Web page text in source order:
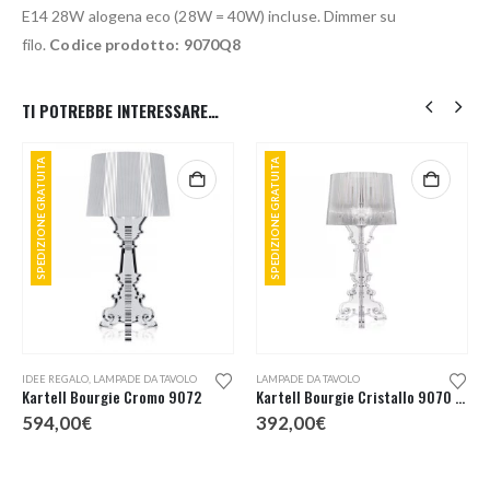
E14 28W alogena eco (28W = 40W) incluse. Dimmer su
filo. Codice prodotto: 9070Q8
TI POTREBBE INTERESSARE…
SPEDIZIONE GRATUITA
IDEE REGALO LAMPADE DA TAVOLO
Kartell Bourgie Cromo 9072
594,00€
SPEDIZIONE GRATUITA
LAMPADE DA TAVOLO
Kartell Bourgie Cristallo 9070 Lampada Tavolo
392,00€